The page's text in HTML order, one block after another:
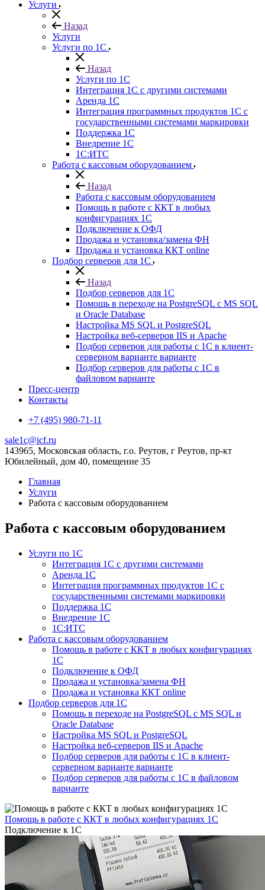
Услуги
Назад
Услуги
Услуги по 1С
Назад
Услуги по 1С
Интеграция 1С с другими системами
Аренда 1С
Интеграция программных продуктов 1С с
государственными системами маркировки
Поддержка 1С
Внедрение 1С
1С:ИТС
Работа с кассовым оборудованием
Назад
Работа с кассовым оборудованием
Помощь в работе с ККТ в любых
конфигурациях 1С
Подключение к ОФД
Продажа и установка/замена ФН
Продажа и установка ККТ online
Подбор серверов для 1С
Назад
Подбор серверов для 1С
Помощь в переходе на PostgreSQL с MS SQL
и Oracle Database
Настройка MS SQL и PostgreSQL
Настройка веб-серверов IIS и Apache
Подбор серверов для работы с 1С в клиент-
серверном варианте варианте
Подбор серверов для работы с 1С в
файловом варианте
Пресс-центр
Контакты
+7 (495) 980-71-11
sale1c@icf.ru
143965, Московская область, г.о. Реутов, г Реутов, пр-кт
Юбилейный, дом 40, помещение 35
Главная
Услуги
Работа с кассовым оборудованием
Работа с кассовым оборудованием
Услуги по 1С
Интеграция 1С с другими системами
Аренда 1С
Интеграция программных продуктов 1С с
государственными системами маркировки
Поддержка 1С
Внедрение 1С
1С:ИТС
Работа с кассовым оборудованием
Помощь в работе с ККТ в любых конфигурациях
1С
Подключение к ОФД
Продажа и установка/замена ФН
Продажа и установка ККТ online
Подбор серверов для 1С
Помощь в переходе на PostgreSQL с MS SQL и
Oracle Database
Настройка MS SQL и PostgreSQL
Настройка веб-серверов IIS и Apache
Подбор серверов для работы с 1С в клиент-
серверном варианте варианте
Подбор серверов для работы с 1С в файловом
варианте
Помощь в работе с ККТ в любых конфигурациях 1С
Подключение к 1С